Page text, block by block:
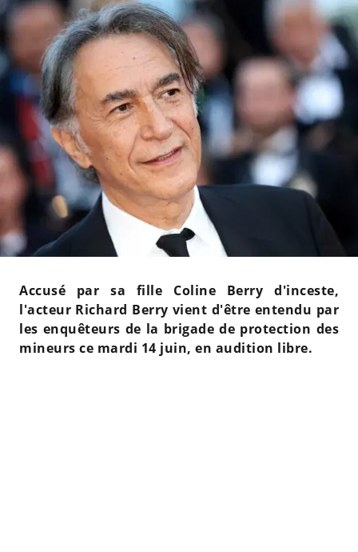
Accusé par sa fille Coline Berry d'inceste,
l'acteur Richard Berry vient d'être entendu par
les enquêteurs de la brigade de protection des
mineurs ce mardi 14 juin, en audition libre.